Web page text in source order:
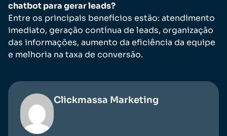
chatbot para gerar leads?
Entre os principais benefícios estão: atendimento
imediato, geração contínua de leads, organização
das informações, aumento da eficiência da equipe
e melhoria na taxa de conversão.
Clickmassa Marketing